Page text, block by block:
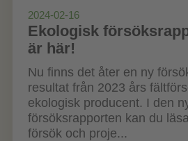
2024-02-16
Ekologisk
är här!
Nu finns det åter en ny
resultat från 2023 års
ekologisk producent. I den
försöksrapporten kan du
försök och proje...